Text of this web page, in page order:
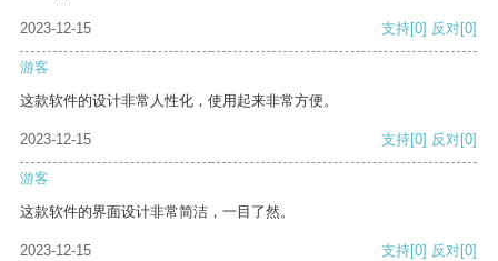
2023-12-15 支持[0] 反对[0]
游客
这款软件的设计非常人性化，使用起来非常方便。
2023-12-15 支持[0] 反对[0]
游客
这款软件的界面设计非常简洁，一目了然。
2023-12-15 支持[0] 反对[0]